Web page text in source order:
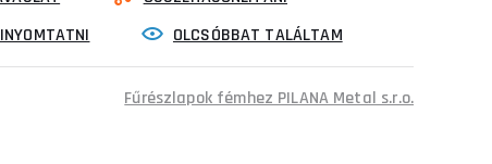
OLCSÓBBAT TALÁLTAM
Fűrészlapok fémhez PILANA Metal s.r.o.